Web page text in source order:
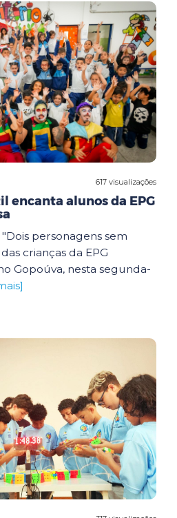
617 visualizações
encanta alunos da EPG
personagens sem
crianças da EPG
Gopoúva, nesta segunda-